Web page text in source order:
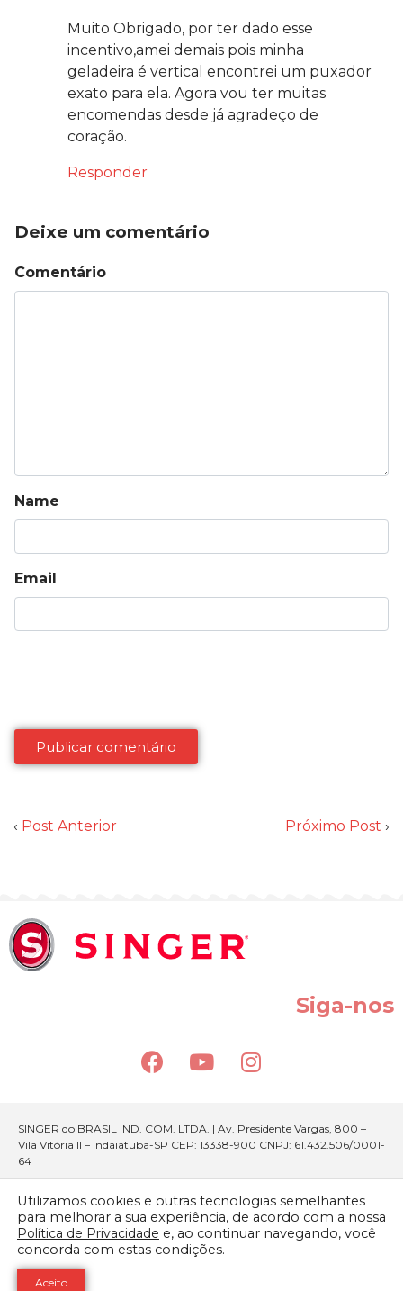
Muito Obrigado, por ter dado esse
incentivo,amei demais pois minha
geladeira é vertical encontrei um puxador
exato para ela. Agora vou ter muitas
encomendas desde já agradeço de
coração.
Responder
Deixe um comentário
Comentário
Name
Email
‹ Post Anterior Próximo Post ›
Siga-nos
SINGER do BRASIL IND. COM. LTDA. | Av. Presidente Vargas, 800 –
Vila Vitória II – Indaiatuba-SP CEP: 13338-900 CNPJ: 61.432.506/0001-
64
Utilizamos cookies e outras tecnologias semelhantes
para melhorar a sua experiência, de acordo com a nossa
Política de Privacidade e, ao continuar navegando, você
concorda com estas condições.
Aceito